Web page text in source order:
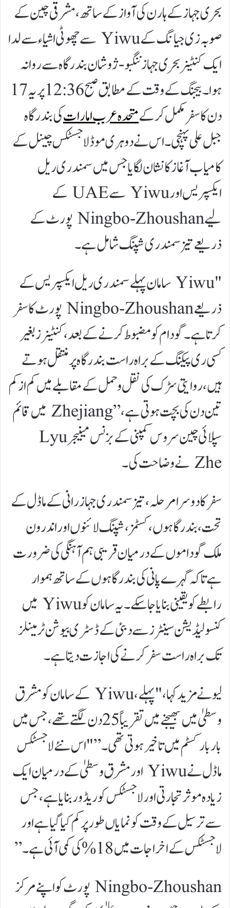
بحری جہاز کے ہارن کی آواز کے ساتھ، مشرقی چین کے
صوبہ زی جیانگ کے Yiwu سے چھوٹی اشیاء سے لدا
ایک کنٹینر بحری جہاز ننگبو-ژوشان بندرگاہ سے روانہ
ہوا۔ بیجنگ کے وقت کے مطابق صبح 12:36 پر یہ 17
دن کا سفر مکمل کرکےمتحدہ عرب اماراتکی بندرگاہ
جبل علی پہنچی۔ اس نے دوہری موڈ لاجسٹکس چینل کے
کامیاب آغاز کا نشان لگایا جس میں سمندری ریل
ایکسپریس اور Yiwu سے UAE کے
لیے Ningbo-Zhoushan پورٹ کے
ذریعے تیز سمندری شپنگ شامل ہے۔
"Yiwu سامان پہلے سمندری ریل ایکسپریس کے
ذریعے Ningbo-Zhoushan پورٹ کا سفر
کرتا ہے۔ گودام کو مضبوط کرنے کے بعد، کنٹینرز بغیر
کسی ری پیکنگ کے براہ راست بندرگاہ پر منتقل ہوتے
ہیں، روایتی سڑک کی نقل و حمل کے مقابلے میں کم از کم
تین دن کی بچت ہوتی ہے،” Zhejiang میں قائم
سپلائی چین سروس کمپنی کے بزنس مینیجر Lyu
Zhe نے وضاحت کی۔
سفر کا دوسرا مرحلہ، تیز سمندری جہاز رانی کے ماڈل کے
تحت، بندرگاہوں، کسٹمز، شپنگ لائنوں اور اندرون
ملک گوداموں کے درمیان قریبی ہم آہنگی کی ضرورت
ہے تاکہ گہرے پانی کی بندرگاہوں کے ساتھ ہموار
رابطے کو یقینی بنایا جا سکے۔ یہ سامان کو Yiwu میں
کنسولیڈیشن سینٹرز سے دبئی کے ڈسٹری بیوشن ٹرمینلز
تک براہ راست سفر کرنے کی اجازت دیتا ہے۔
لیو نے مزید کہا، "پہلے، Yiwu کے سامان کو مشرق
وسطیٰ میں بھیجنے میں تقریباً 25 دن لگتے تھے، جس میں
بار بار کسٹم میں تاخیر ہوتی تھی۔” "اس نئے لاجسٹکس
ماڈل نے Yiwu اور مشرق وسطیٰ کے درمیان ایک
زیادہ موثر تجارتی اور لاجسٹکس کوریڈور بنایا ہے، جس
سے ترسیل کے وقت کو نمایاں طور پر کم کیا گیا ہے اور
لاجسٹکس کے اخراجات میں 18% کی کمی آئی ہے۔”
Ningbo-Zhoushan پورٹ کو اپنے مرکز